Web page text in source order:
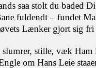
saa stolt du baded
fuldendt – fundet
Lænker gjort sig fri
slumrer, stille, væk Ham
om Hans Leie